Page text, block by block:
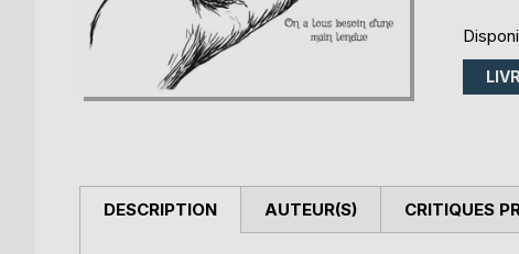
DESCRIPTION AUTEUR(S) CRITIQUES